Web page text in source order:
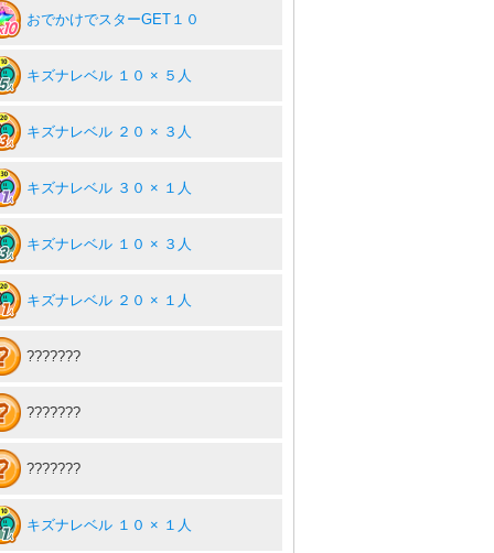
おでかけでスターGET１０
キズナレベル １０ × ５人
キズナレベル ２０ × ３人
キズナレベル ３０ × １人
キズナレベル １０ × ３人
キズナレベル ２０ × １人
???????
???????
???????
キズナレベル １０ × １人